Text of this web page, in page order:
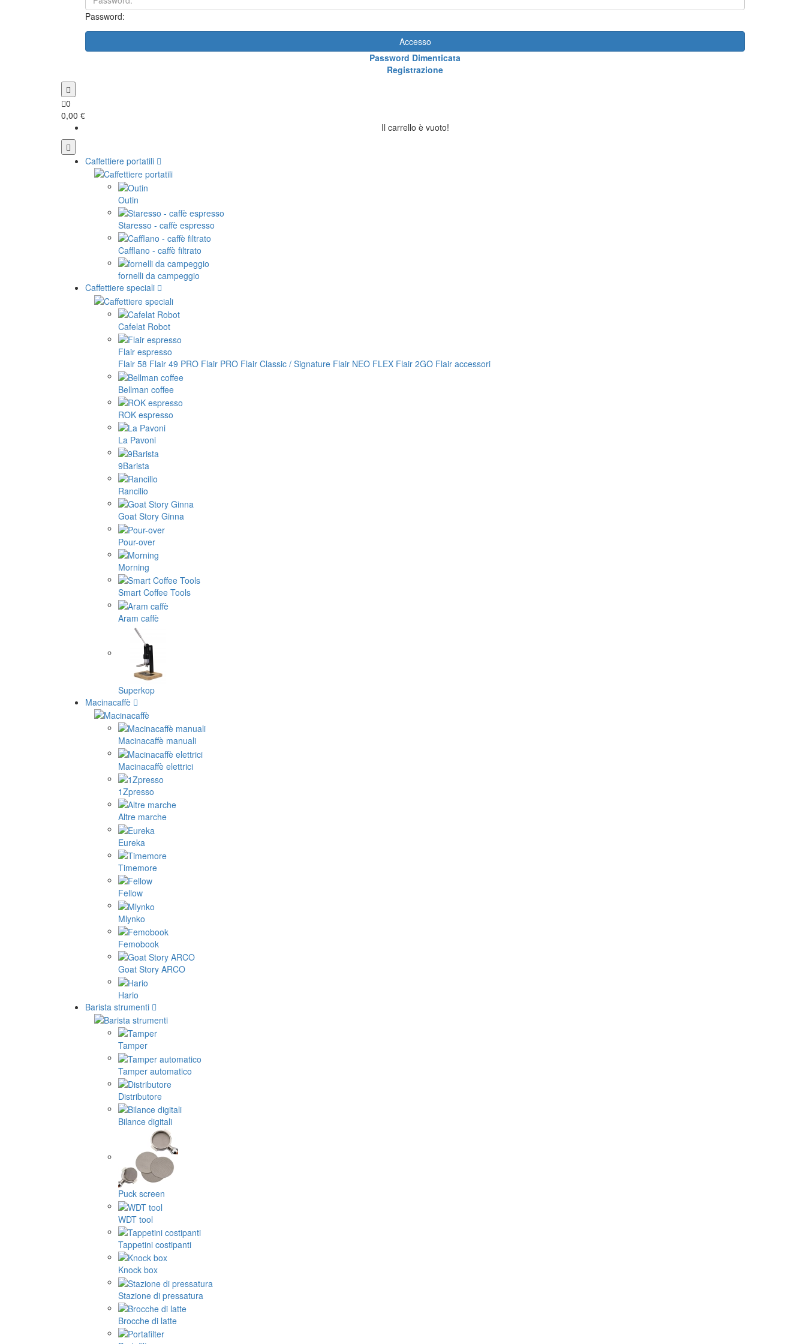
Password:
Accesso
Password Dimenticata
Registrazione
0
0,00 €
Il carrello è vuoto!
Caffettiere portatili
Outin
Staresso - caffè espresso
Cafflano - caffè filtrato
fornelli da campeggio
Caffettiere speciali
Cafelat Robot
Flair espresso
Flair 58 Flair 49 PRO Flair PRO Flair Classic / Signature Flair NEO FLEX Flair 2GO Flair accessori
Bellman coffee
ROK espresso
La Pavoni
9Barista
Rancilio
Goat Story Ginna
Pour-over
Morning
Smart Coffee Tools
Aram caffè
Superkop
Macinacaffè
Macinacaffè manuali
Macinacaffè elettrici
1Zpresso
Altre marche
Eureka
Timemore
Fellow
Mlynko
Femobook
Goat Story ARCO
Hario
Barista strumenti
Tamper
Tamper automatico
Distributore
Bilance digitali
Puck screen
WDT tool
Tappetini costipanti
Knock box
Stazione di pressatura
Brocche di latte